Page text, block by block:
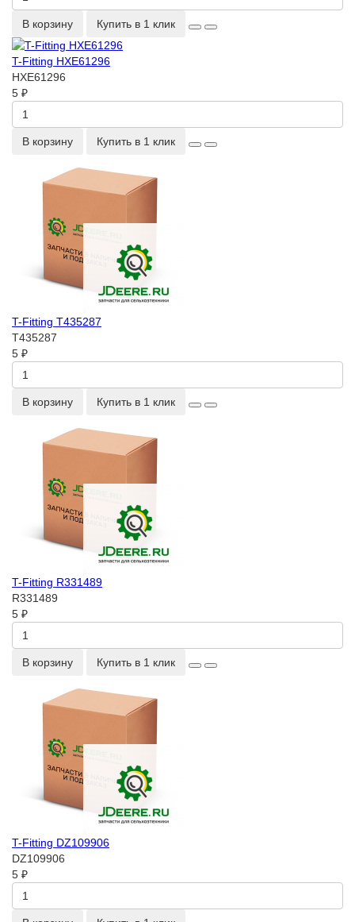
В корзину Купить в 1 клик
T-Fitting HXE61296
HXE61296
5 ₽
В корзину Купить в 1 клик
T-Fitting T435287
T435287
5 ₽
В корзину Купить в 1 клик
T-Fitting R331489
R331489
5 ₽
В корзину Купить в 1 клик
T-Fitting DZ109906
DZ109906
5 ₽